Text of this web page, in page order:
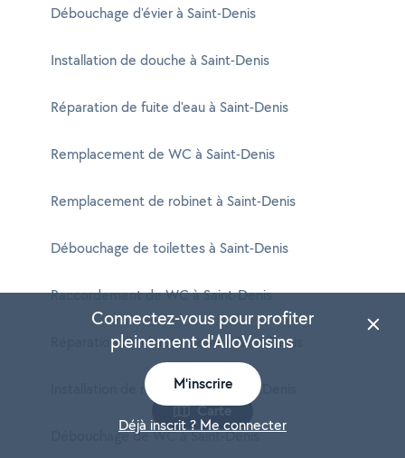
Débouchage d'évier à Saint-Denis
Installation de douche à Saint-Denis
Réparation de fuite d'eau à Saint-Denis
Remplacement de WC à Saint-Denis
Remplacement de robinet à Saint-Denis
Débouchage de toilettes à Saint-Denis
Raccordement de WC à Saint-Denis
Réparation de chasse d'eau à Saint-Denis
Installation de robinetterie à Saint-Denis
Débouchage de WC à Saint-Denis
Carte
Connectez-vous pour profiter
pleinement d'AlloVoisins
M'inscrire
Déjà inscrit ? Me connecter